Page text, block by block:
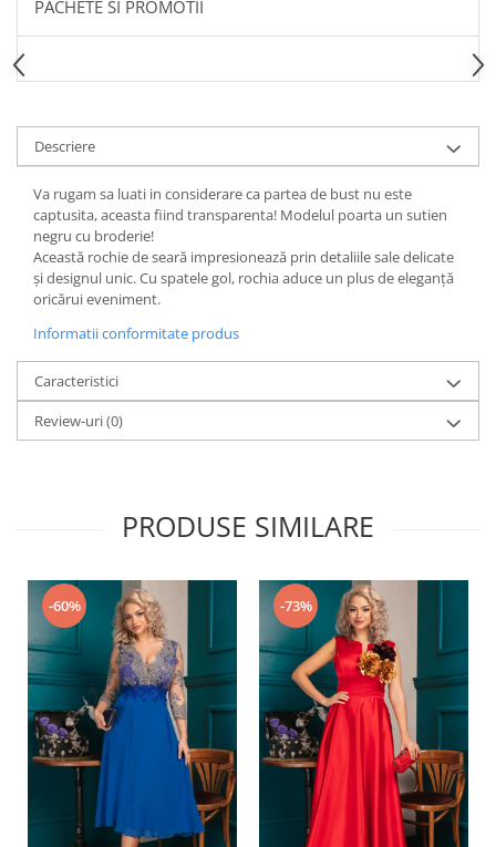
PACHETE SI PROMOTII
Descriere
Va rugam sa luati in considerare ca partea de bust nu este
captusita, aceasta fiind transparenta! Modelul poarta un sutien
negru cu broderie!
Această rochie de seară impresionează prin detaliile sale delicate
și designul unic. Cu spatele gol, rochia aduce un plus de eleganță
oricărui eveniment.
Informatii conformitate produs
Caracteristici
Review-uri(0)
PRODUSE SIMILARE
-60% -73%